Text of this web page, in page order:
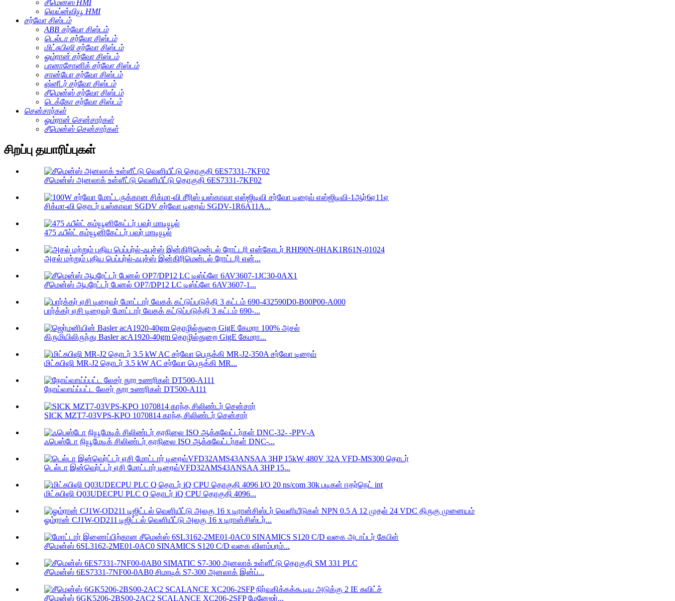
சீமென்ஸ் HMI
வெய்ன்வியூ HMI
சர்வோ சிஸ்டம்
ABB சர்வோ சிஸ்டம்
டெல்டா சர்வோ சிஸ்டம்
மிட்சுபிஷி சர்வோ சிஸ்டம்
ஓம்ரான் சர்வோ சிஸ்டம்
பானாசோனிக் சர்வோ சிஸ்டம்
சான்யோ சர்வோ சிஸ்டம்
ஷ்னீடர் சர்வோ சிஸ்டம்
சீமென்ஸ் சர்வோ சிஸ்டம்
டெக்கோ சர்வோ சிஸ்டம்
சென்சார்கள்
ஓம்ரான் சென்சார்கள்
சீமென்ஸ் சென்சார்கள்
சிறப்பு தயாரிப்புகள்
சீமென்ஸ் அனலாக் உள்ளீட்டு வெளியீட்டு தொகுதி 6ES7331-7KF02
சிக்மா-வி தொடர் யஸ்காவா SGDV சர்வோ டிரைவ் SGDV-1R6A11A...
475 ஃபீல்ட் கம்யூனிகேட்டர் பவர் மாடியூல்
அசல் மற்றும் புதிய பெப்பர்ல்-ஃபுச்ஸ் இன்கிரிமென்டல் ரோட்டரி என்...
சீமென்ஸ் ஆபரேட்டர் பேனல் OP7/DP12 LC டிஸ்ப்ளே 6AV3607-1...
பார்க்கர் ஏசி டிரைவர் மோட்டார் வேகக் கட்டுப்படுத்தி 3 கட்டம் 690-...
கிருமியிலிருந்து Basler acA1920-40gm தொழில்துறை GigE கேமரா...
மிட்சுபிஷி MR-J2 தொடர் 3.5 kW AC சர்வோ பெருக்கி MR...
நோய்வாய்ப்பட்ட லேசர் தூர உணரிகள் DT500-A111
SICK MZT7-03VPS-KPO 1070814 காந்த சிலிண்டர் சென்சார்
ஃபெஸ்டோ நியூமேடிக் சிலிண்டர் தரநிலை ISO ஆக்சுவேட்டர்கள் DNC-...
டெல்டா இன்வெர்ட்டர் ஏசி மோட்டார் டிரைவ்VFD32AMS43ANSAA 3HP 15...
மிட்சுபிஷி Q03UDECPU PLC Q தொடர் iQ CPU தொகுதி 4096...
ஓம்ரான் CJ1W-OD211 டிஜிட்டல் வெளியீட்டு அலகு 16 x டிரான்சிஸ்டர்...
சீமென்ஸ் 6SL3162-2ME01-0AC0 SINAMICS S120 C/D வகை விளம்பரம்...
சீமென்ஸ் 6ES7331-7NF00-0AB0 சிமாடிக் S7-300 அனலாக் இன்ப்...
சீமென்ஸ் 6GK5206-2BS00-2AC2 SCALANCE XC206-2SFP மேனேஜர்...